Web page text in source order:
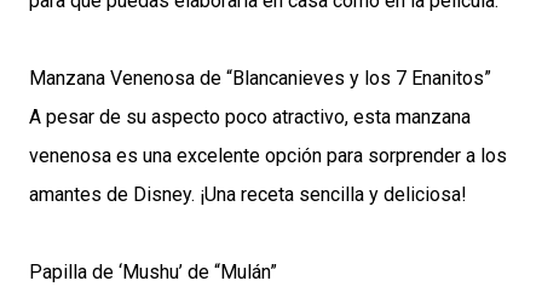
Manzana Venenosa de “Blancanieves y los 7 Enanitos”
A pesar de su aspecto poco atractivo, esta manzana
venenosa es una excelente opción para sorprender a los
amantes de Disney. ¡Una receta sencilla y deliciosa!
Papilla de ‘Mushu’ de “Mulán”